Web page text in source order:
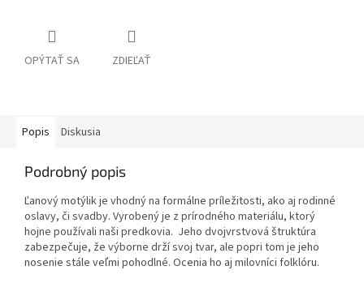
OPÝTAŤ SA ZDIEĽAŤ
Popis Diskusia
Podrobný popis
Ľanový motýlik je vhodný na formálne príležitosti, ako aj rodinné
oslavy, či svadby. Vyrobený je z prírodného materiálu, ktorý
hojne používali naši predkovia. Jeho dvojvrstvová štruktúra
zabezpečuje, že výborne drží svoj tvar, ale popri tom je jeho
nosenie stále veľmi pohodlné. Ocenia ho aj milovníci folklóru.